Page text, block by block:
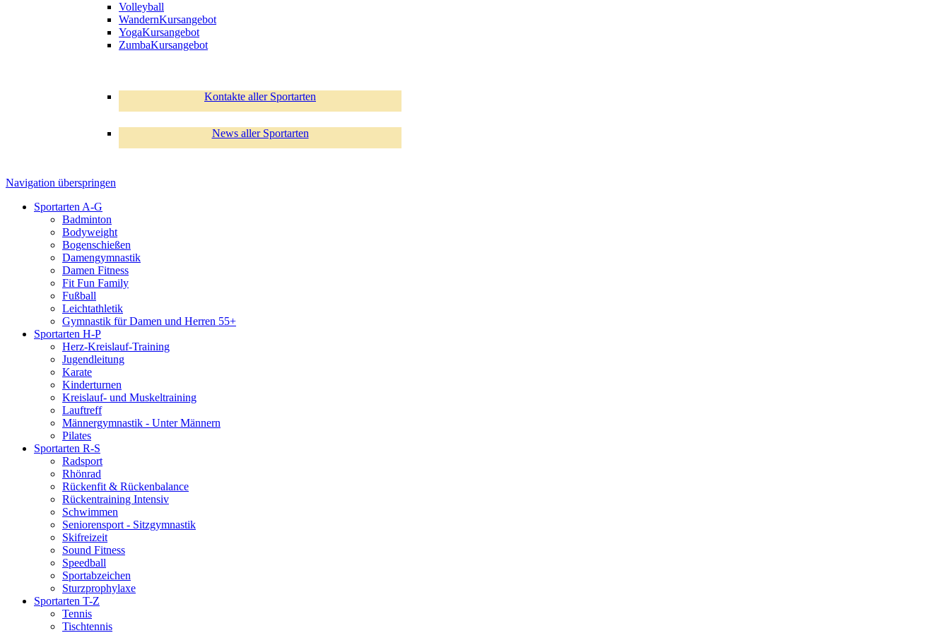
Volleyball
WandernKursangebot
YogaKursangebot
ZumbaKursangebot
Kontakte aller Sportarten
News aller Sportarten
Navigation überspringen
Sportarten A-G
Badminton
Bodyweight
Bogenschießen
Damengymnastik
Damen Fitness
Fit Fun Family
Fußball
Leichtathletik
Gymnastik für Damen und Herren 55+
Sportarten H-P
Herz-Kreislauf-Training
Jugendleitung
Karate
Kinderturnen
Kreislauf- und Muskeltraining
Lauftreff
Männergymnastik - Unter Männern
Pilates
Sportarten R-S
Radsport
Rhönrad
Rückenfit & Rückenbalance
Rückentraining Intensiv
Schwimmen
Seniorensport - Sitzgymnastik
Skifreizeit
Sound Fitness
Speedball
Sportabzeichen
Sturzprophylaxe
Sportarten T-Z
Tennis
Tischtennis